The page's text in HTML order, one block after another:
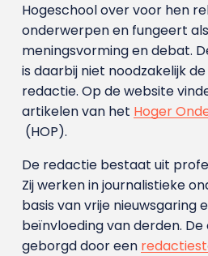
Hogeschool over voor hen
onderwerpen en fungeert
meningsvorming en debat.
is daarbij niet noodzakelijk
redactie. Op de website
artikelen van het Hoger
(HOP).
De redactie bestaat uit
Zij werken in journalistieke
basis van vrije nieuwsgaring
beïnvloeding van derden. De
geborgd door een